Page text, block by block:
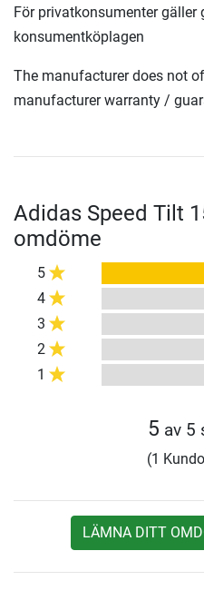
För privatkonsumenter gäller
konsumentköplagen
The manufacturer does not
manufacturer warranty /
Adidas Speed Tilt
omdöme
5
4
3
2
1
5 av 5
(1
LÄMNA DITT